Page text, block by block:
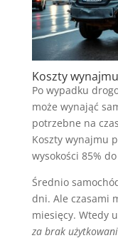
Koszty
Po wypadku
może wynająć
potrzebne na
Koszty wynajmu
wysokości 85%
Średnio
dni. Ale czasami
miesięcy. Wtedy
za brak